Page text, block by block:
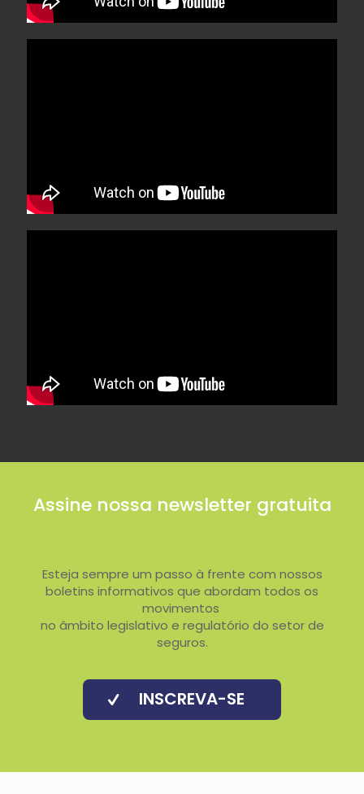
Assine nossa newsletter gratuita
Esteja sempre um passo à frente com nossos
boletins informativos que abordam todos os
movimentos
no âmbito legislativo e regulatório do setor de
seguros.
INSCREVA-SE